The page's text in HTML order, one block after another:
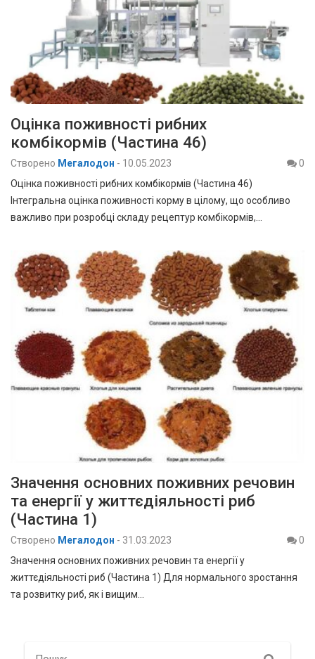
Оцінка поживності рибних
комбікормів (Частина 46)
Створено Мегалодон - 10.05.2023
0
Оцінка поживності рибних комбікормів (Частина 46)
Інтегральна оцінка поживності корму в цілому, що особливо
важливо при розробці складу рецептур комбікормів,…
Значення основних поживних речовин
та енергії у життєдіяльності риб
(Частина 1)
Створено Мегалодон - 31.03.2023
0
Значення основних поживних речовин та енергії у
життєдіяльності риб (Частина 1) Для нормального зростання
та розвитку риб, як і вищим…